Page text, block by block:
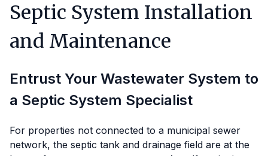
Septic System Installation
and Maintenance
Entrust Your Wastewater System to
a Septic System Specialist
For properties not connected to a municipal sewer
network, the septic tank and drainage field are at the